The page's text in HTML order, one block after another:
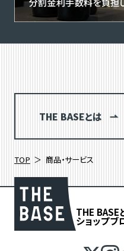
THE BASEとは
TOP 商品・サービス
THE BASE
ショップブ